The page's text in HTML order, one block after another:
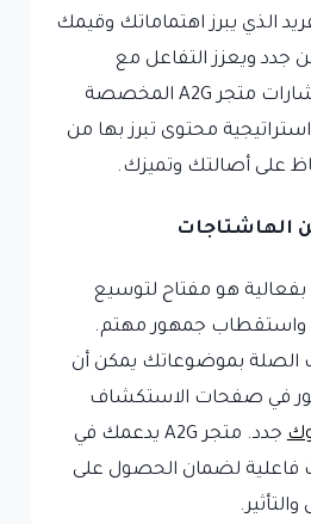
الذي يبرز اهتماماتك وقيمك
جدد ويعزز التفاعل مع
جمهورك الحالي. استشارات متجر A2G المخصصة
محتوى تبرز بها من
على أصالتك وتميزك.
الهاشتاجات
هو مفتاح لتوسيع
جمهور مهتم.
الصلة بموضوعاتك يمكن أن
في صفحات الاستكشاف
جدد. متجر A2G يدعمك في
فاعلية لضمان الحصول على